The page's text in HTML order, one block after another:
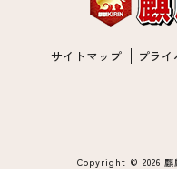
サイトマップ プラ
Copyright © 2026